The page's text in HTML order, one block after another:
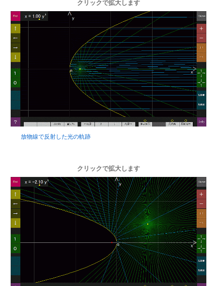
クリックで拡大します
放物線で反射した光の軌跡
クリックで拡大します